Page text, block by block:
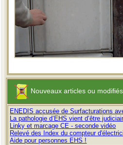
Nouveaux articles ou modifiés
ENEDIS accusée de Surfacturations
La pathologie d’EHS vient d’être
Linky et marcage CE - seconde vidéo
Relevé des Index du compteur
Aide pour personnes EHS !